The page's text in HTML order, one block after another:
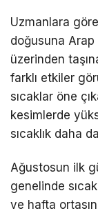
Uzmanlara
doğusuna Arap
üzerinden
farklı etkiler
sıcaklar öne
kesimlerde
sıcaklık daha
Ağustosun ilk
genelinde
ve hafta